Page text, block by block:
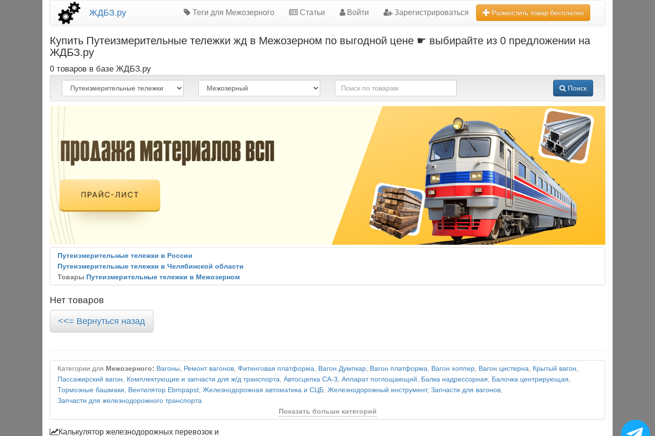
ЖДБЗ.ру Теги для Межозерного Статьи Войти Зарегистрироваться Разместить товар бесплатно
Купить Путеизмерительные тележки жд в Межозерном по выгодной цене ☛ выбирайте из 0 предложении на
ЖДБЗ.ру
0 товаров в базе ЖДБЗ.ру
Поиск
Путеизмерительные тележки в России
Путеизмерительные тележки в Челябинской области
Товары Путеизмерительные тележки в Межозерном
Нет товаров
<<= Вернуться назад
Категории для Межозерного: Вагоны, Ремонт вагонов, Фитинговая платформа, Вагон Думпкар, Вагон платформа, Вагон хоппер, Вагон цистерна, Крытый вагон,
Пассажирский вагон, Комплектующие и запчасти для ж/д транспорта, Автосцепка СА-3, Аппарат поглощающий, Балка надрессорная, Балочка центрирующая,
Тормозные башмаки, Вентилятор Ebmpapst, Железнодорожная автоматика и СЦБ, Железнодорожный инструмент, Запчасти для вагонов,
Запчасти для железнодорожного транспорта
Показать больше категорий
Калькулятор железнодорожных перевозок и